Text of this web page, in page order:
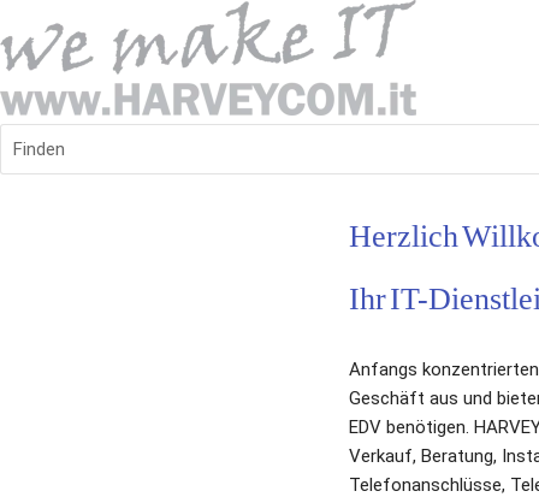
Finden
Herzlich
Ihr IT-
Anfangs
Geschäft aus und
EDV benötigen.
Verkauf, Beratung,
Telefonanschlüsse,